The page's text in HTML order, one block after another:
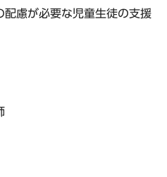
慮が必要な児童生徒の支援